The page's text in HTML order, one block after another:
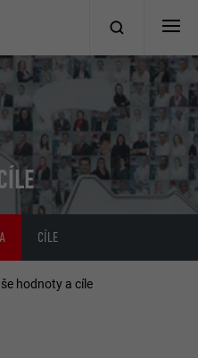
CÍLE
hodnoty a cíle